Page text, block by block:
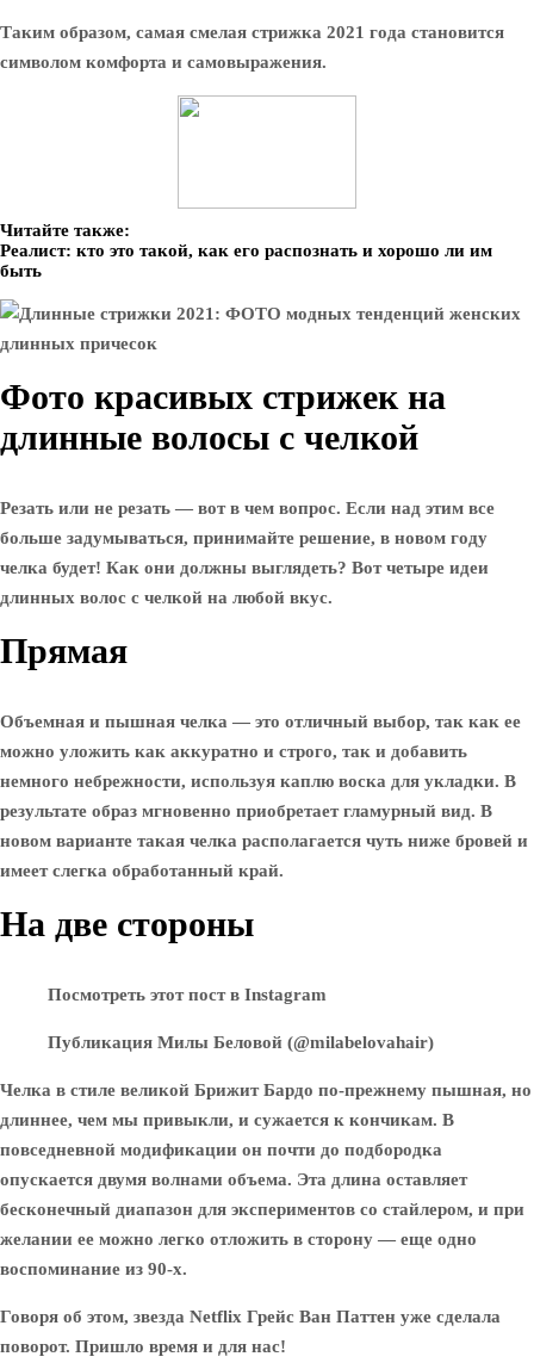
Таким образом, самая смелая стрижка 2021 года становится
символом комфорта и самовыражения.
Читайте также:
Реалист: кто это такой, как его распознать и хорошо ли им
быть
Фото красивых стрижек на
длинные волосы с челкой
Резать или не резать — вот в чем вопрос. Если над этим все
больше задумываться, принимайте решение, в новом году
челка будет! Как они должны выглядеть? Вот четыре идеи
длинных волос с челкой на любой вкус.
Прямая
Объемная и пышная челка — это отличный выбор, так как ее
можно уложить как аккуратно и строго, так и добавить
немного небрежности, используя каплю воска для укладки. В
результате образ мгновенно приобретает гламурный вид. В
новом варианте такая челка располагается чуть ниже бровей и
имеет слегка обработанный край.
На две стороны
Посмотреть этот пост в Instagram
Публикация Милы Беловой (@milabelovahair)
Челка в стиле великой Брижит Бардо по-прежнему пышная, но
длиннее, чем мы привыкли, и сужается к кончикам. В
повседневной модификации он почти до подбородка
опускается двумя волнами объема. Эта длина оставляет
бесконечный диапазон для экспериментов со стайлером, и при
желании ее можно легко отложить в сторону — еще одно
воспоминание из 90-х.
Говоря об этом, звезда Netflix Грейс Ван Паттен уже сделала
поворот. Пришло время и для нас!